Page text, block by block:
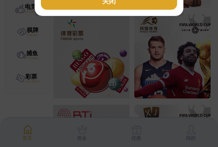
电竞
棋牌
捕鱼
彩票
首页 资金 优惠 我的